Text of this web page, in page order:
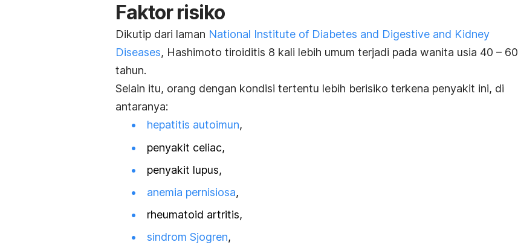
Faktor risiko
Dikutip dari laman National Institute of Diabetes and Digestive and Kidney
Diseases, Hashimoto tiroiditis 8 kali lebih umum terjadi pada wanita usia 40 – 60
tahun.
Selain itu, orang dengan kondisi tertentu lebih berisiko terkena penyakit ini, di
antaranya:
hepatitis autoimun,
penyakit celiac,
penyakit lupus,
anemia pernisiosa,
rheumatoid artritis,
sindrom Sjogren,